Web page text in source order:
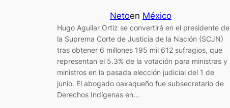
Netoen México
Hugo Aguilar Ortiz se convertirá en el presidente de
la Suprema Corte de Justicia de la Nación (SCJN)
tras obtener 6 millones 195 mil 612 sufragios, que
representan el 5.3% de la votación para ministras y
ministros en la pasada elección judicial del 1 de
junio. El abogado oaxaqueño fue subsecretario de
Derechos Indígenas en…